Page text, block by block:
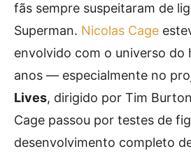
fãs sempre suspeitaram de
Superman. Nicolas Cage
envolvido com o universo do
anos — especialmente no
Lives, dirigido por Tim
Cage passou por testes de
desenvolvimento completo